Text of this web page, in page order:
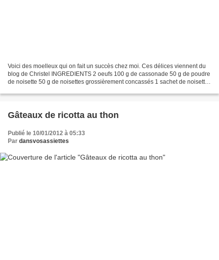
Voici des moelleux qui on fait un succès chez moi. Ces délices viennent du
blog de Christel INGREDIENTS 2 oeufs 100 g de cassonade 50 g de poudre
de noisette 50 g de noisettes grossièrement concassés 1 sachet de noisette
Gâteaux de ricotta au thon
Publié le 10/01/2012 à 05:33
Par dansvosassiettes